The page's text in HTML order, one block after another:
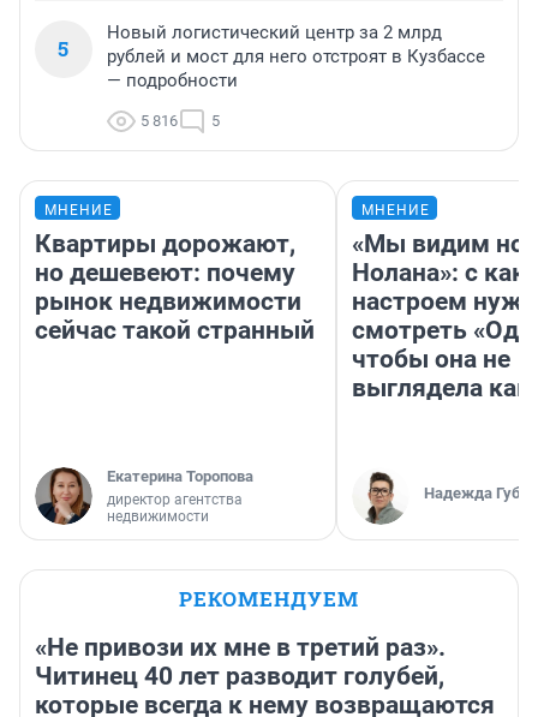
5
Новый логистический центр за 2 млрд
рублей и мост для него отстроят в Кузбассе
— подробности
5 816 5
МНЕНИЕ
Квартиры дорожают,
но дешевеют: почему
рынок недвижимости
сейчас такой странный
Екатерина Торопова
директор агентства
недвижимости
МНЕНИЕ
«Мы видим
Нолана»: с
настроем
смотреть
чтобы она не
выглядела как
Надежда
РЕКОМЕНДУЕМ
«Не привози их мне в третий раз».
Читинец 40 лет разводит голубей,
которые всегда к нему возвращаются